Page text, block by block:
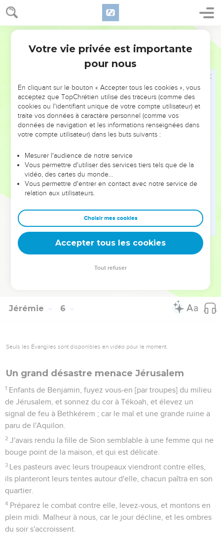
Jérémie 5
Et ils n'ont point dit en leur coeur : craignons maintenant
l'Eternel notre Dieu, qui nous donne la pluie de la première
et de la dernière saison, [et qui] nous garde les semaines
Vos iniquités ont détourné ces choses, et vos péchés ont
empêché qu'il ne vous arrivât du bien.
Car il s'est trouvé dans mon peuple des méchants qui sont
aux aguets, comme celui qui tend des pièges, ils posent une
machine de perdition pour y prendre les hommes.
Comme la cage est remplie d'oiseaux, ainsi leurs maisons
[sont] remplies de fraude, et par ce moyen ils se sont
Ils sont engraissés et parés ; même ils ont surpassé les
actions des méchants ; ils ne font justice à personne, non
pas même à l'orphelin, et ils prospèrent, et ne font point droit
aux pauvres.
Ne punirais-je point ces choses-là, dit l'Eternel ? et mon
âme ne se vengerait-elle pas d'une nation qui est telle ?
Il est arrivé en la terre une chose étonnante, et qui fait
horreur :
C'est que les Prophètes prophétisent le mensonge, et les
Jérémie 6
Seuls les Évangiles sont disponibles en vidéo pour le moment.
Un grand désastre menace Jérusalem
1 Enfants de Benjamin, fuyez vous-en [par troupes] du milieu
de Jérusalem, et sonnez du cor à Tékoah, et élevez un
signal de feu à Bethkérem ; car le mal et une grande ruine a
paru de l'Aquilon.
2 J'avais rendu la fille de Sion semblable à une femme qui ne
bouge point de la maison, et qui est délicate.
3 Les pasteurs avec leurs troupeaux viendront contre elles,
ils planteront leurs tentes autour d'elle, chacun paîtra en son
quartier.
4 Préparez le combat contre elle, levez-vous, et montons en
plein midi. Malheur à nous, car le jour décline, et les ombres
du soir s'accroissent.
Votre vie privée est importante
pour nous
En cliquant sur le bouton « Accepter tous les cookies », vous
acceptez que TopChrétien utilise des traceurs (comme des
cookies ou l'identifiant unique de votre compte utilisateur) et
traite vos données à caractère personnel (comme vos
données de navigation et les informations renseignées dans
votre compte utilisateur) dans les buts suivants :
Mesurer l'audience de notre service
Vous permettre d'utiliser des services tiers tels que de la
vidéo, des cartes du monde…
Vous permettre d'entrer en contact avec notre service de
relation aux utilisateurs.
Choisir mes cookies
Accepter tous les cookies
Tout refuser